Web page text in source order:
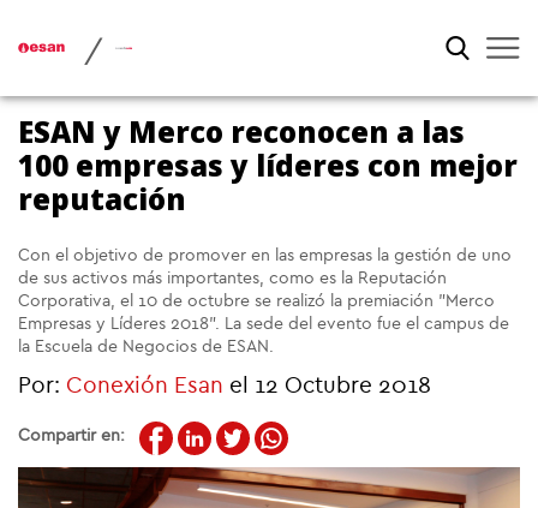
/
ESAN y Merco reconocen a las
100 empresas y líderes con mejor
reputación
Con el objetivo de promover en las empresas la gestión de uno
de sus activos más importantes, como es la Reputación
Corporativa, el 10 de octubre se realizó la premiación "Merco
Empresas y Líderes 2018". La sede del evento fue el campus de
la Escuela de Negocios de ESAN.
Por: Conexión Esan el 12 Octubre 2018
Compartir en: